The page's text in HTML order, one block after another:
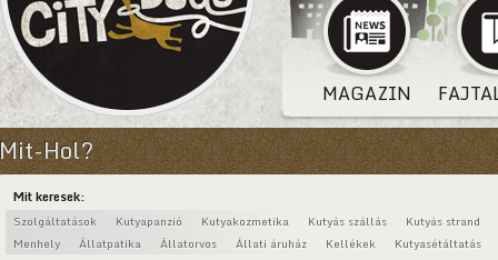
MAGAZIN
Mit-Hol?
Mit keresek:
Szolgáltatások Kutyapanzió Kutyakozmetika Kutyás szállás
Kutyás strand
Menhely
Állatpatika Állatorvos Állati áruház Kellékek Kutyasétáltatás